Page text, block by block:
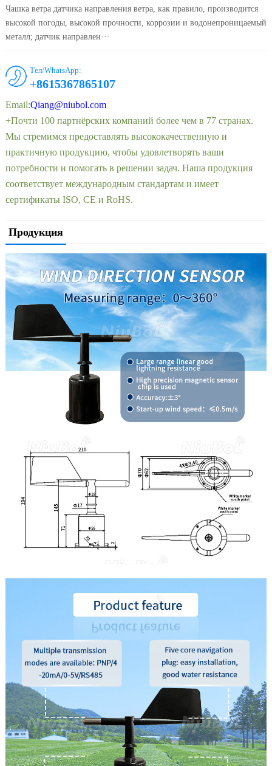
Чашка ветра датчика направления ветра, как правило, производится
высокой погоды, высокой прочности, коррозии и водонепроницаемый
металл; датчик направлен···
Тел/WhatsApp:
+8615367865107
Email:Qiang@niubol.com
+Почти 100 партнёрских компаний более чем в 77 странах.
Мы стремимся предоставлять высококачественную и
практичную продукцию, чтобы удовлетворять ваши
потребности и помогать в решении задач. Наша продукция
соответствует международным стандартам и имеет
сертификаты ISO, CE и RoHS.
Продукция